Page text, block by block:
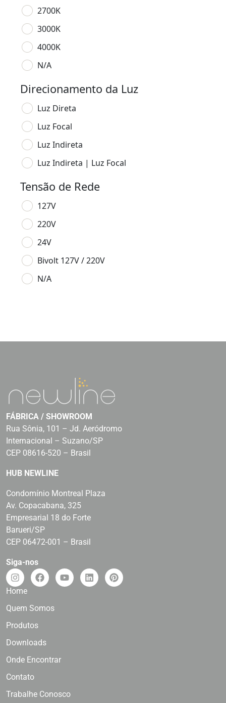
2700K
3000K
4000K
N/A
Direcionamento da Luz
Luz Direta
Luz Focal
Luz Indireta
Luz Indireta | Luz Focal
Tensão de Rede
127V
220V
24V
Bivolt 127V / 220V
N/A
FÁBRICA / SHOWROOM
Rua Sônia, 101 – Jd. Aeródromo
Internacional – Suzano/SP
CEP 08616-520 – Brasil
HUB NEWLINE
Condomínio Montreal Plaza
Av. Copacabana, 325
Empresarial 18 do Forte
Barueri/SP
CEP 06472-001 – Brasil
Siga-nos
Home
Quem Somos
Produtos
Downloads
Onde Encontrar
Contato
Trabalhe Conosco